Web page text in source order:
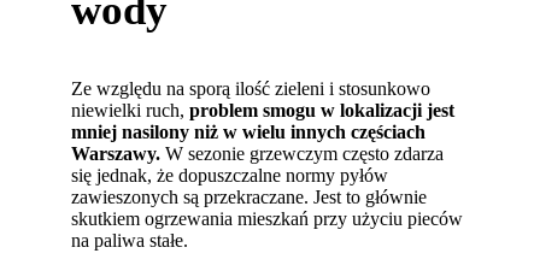
wody
Ze względu na sporą ilość zieleni i stosunkowo
niewielki ruch, problem smogu w lokalizacji jest
mniej nasilony niż w wielu innych częściach
Warszawy. W sezonie grzewczym często zdarza
się jednak, że dopuszczalne normy pyłów
zawieszonych są przekraczane. Jest to głównie
skutkiem ogrzewania mieszkań przy użyciu pieców
na paliwa stałe.